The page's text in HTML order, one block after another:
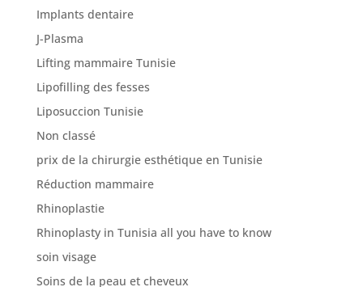
Implants dentaire
J-Plasma
Lifting mammaire Tunisie
Lipofilling des fesses
Liposuccion Tunisie
Non classé
prix de la chirurgie esthétique en Tunisie
Réduction mammaire
Rhinoplastie
Rhinoplasty in Tunisia all you have to know
soin visage
Soins de la peau et cheveux